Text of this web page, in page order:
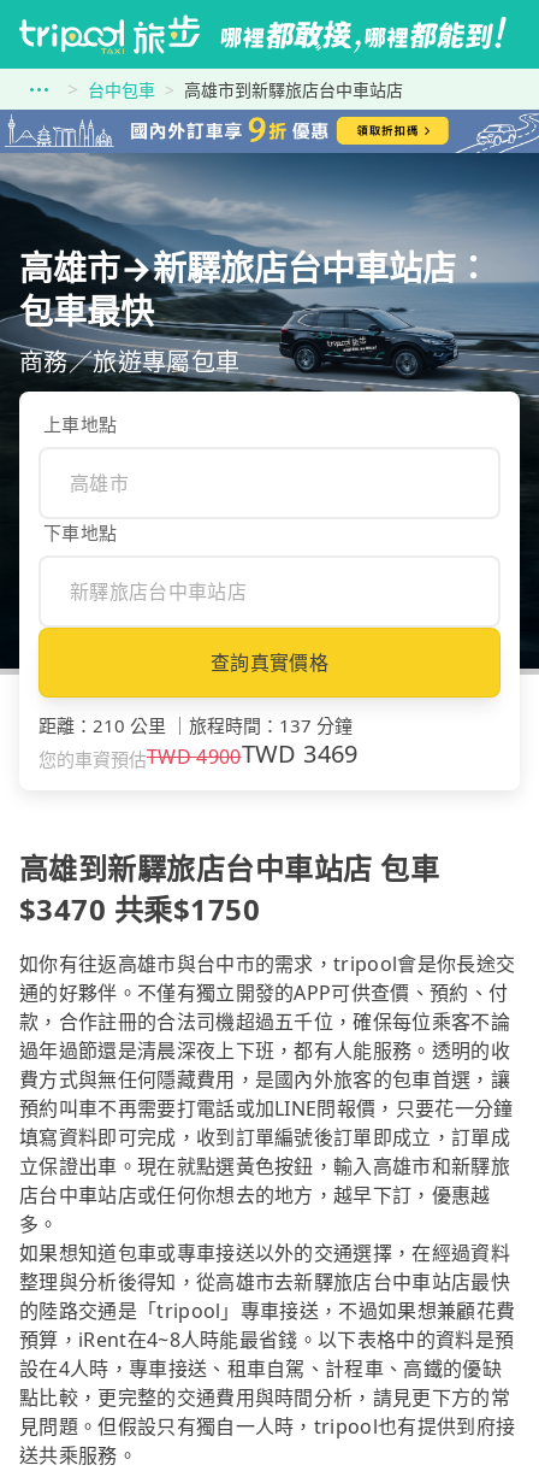
台中包車 高雄市到新驛旅店台中車站店
高雄市→新驛旅店台中車站店：
包車最快
商務／旅遊專屬包車
上車地點
下車地點
查詢真實價格
距離 ： 210 公里 旅程時間 ： 137 分鐘
您的車資預估TWD4900TWD 3469
高雄到新驛旅店台中車站店 包車
$3470 共乘$1750
如你有往返高雄市與台中市的需求，tripool會是你長途交
通的好夥伴。不僅有獨立開發的APP可供查價、預約、付
款，合作註冊的合法司機超過五千位，確保每位乘客不論
過年過節還是清晨深夜上下班，都有人能服務。透明的收
費方式與無任何隱藏費用，是國內外旅客的包車首選，讓
預約叫車不再需要打電話或加LINE問報價，只要花一分鐘
填寫資料即可完成，收到訂單編號後訂單即成立，訂單成
立保證出車。現在就點選黃色按鈕，輸入高雄市和新驛旅
店台中車站店或任何你想去的地方，越早下訂，優惠越
多。
如果想知道包車或專車接送以外的交通選擇，在經過資料
整理與分析後得知，從高雄市去新驛旅店台中車站店最快
的陸路交通是「tripool」專車接送，不過如果想兼顧花費
預算，iRent在4~8人時能最省錢。以下表格中的資料是預
設在4人時，專車接送、租車自駕、計程車、高鐵的優缺
點比較，更完整的交通費用與時間分析，請見更下方的常
見問題。但假設只有獨自一人時，tripool也有提供到府接
送共乘服務。